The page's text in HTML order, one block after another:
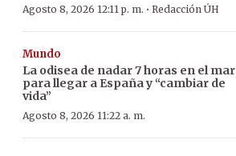
Agosto 8, 2026 12:11 p. m. · Redacción ÚH
Mundo
La odisea de nadar 7 horas en el mar
para llegar a España y “cambiar de
vida”
Agosto 8, 2026 11:22 a. m.